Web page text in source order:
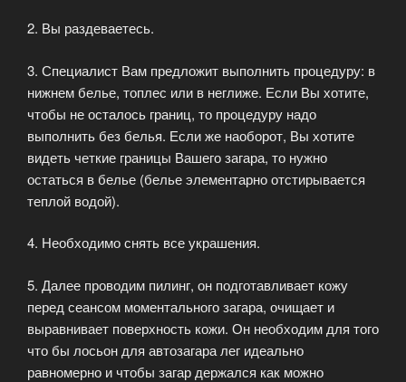
2. Вы раздеваетесь.
3. Специалист Вам предложит выполнить процедуру: в
нижнем белье, топлес или в неглиже. Если Вы хотите,
чтобы не осталось границ, то процедуру надо
выполнить без белья. Если же наоборот, Вы хотите
видеть четкие границы Вашего загара, то нужно
остаться в белье (белье элементарно отстирывается
теплой водой).
4. Необходимо снять все украшения.
5. Далее проводим пилинг, он подготавливает кожу
перед сеансом моментального загара, очищает и
выравнивает поверхность кожи. Он необходим для того
что бы лосьон для автозагара лег идеально
равномерно и чтобы загар держался как можно